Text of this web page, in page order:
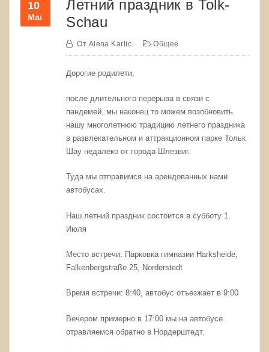
10
Mai
Летний праздник в Tolk-
Schau
От Alena Karlic Общее
Дорогие родилети,
после длительного перерыва в связи с
пандемей, мы наконец то можем возобновить
нашу многолетнюю традицию летнего праздника
в развлекательном и аттракционном парке Тольк
Шау недалеко от города Шлезвиг.
Туда мы отправимся на арендованных нами
автобусах.
Наш летний праздник состоится в субботу 1.
Июля
Место встречи: Парковка гимназии Harksheide,
Falkenbergstraße 25, Norderstedt
Время встречи: 8:40, автобус отъезжает в 9:00
Вечером примерно в 17:00 мы на автобусе
отравляемся обратно в Нордерштедт.